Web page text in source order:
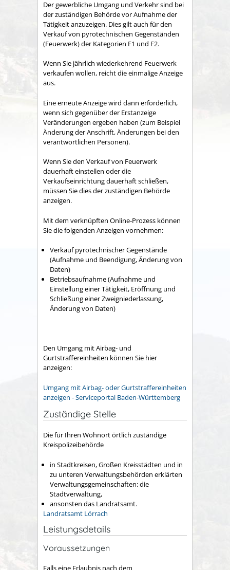
Der gewerbliche Umgang und Verkehr sind bei
der zuständigen Behörde vor Aufnahme der
Tätigkeit anzuzeigen. Dies gilt auch für den
Verkauf von pyrotechnischen Gegenständen
(Feuerwerk) der Kategorien F1 und F2.
Wenn Sie jährlich wiederkehrend Feuerwerk
verkaufen wollen, reicht die einmalige Anzeige
aus.
Eine erneute Anzeige wird dann erforderlich,
wenn sich gegenüber der Erstanzeige
Veränderungen ergeben haben (zum Beispiel
Änderung der Anschrift, Änderungen bei den
verantwortlichen Personen).
Wenn Sie den Verkauf von Feuerwerk
dauerhaft einstellen oder die
Verkaufseinrichtung dauerhaft schließen,
müssen Sie dies der zuständigen Behörde
anzeigen.
Mit dem verknüpften Online-Prozess können
Sie die folgenden Anzeigen vornehmen:
Verkauf pyrotechnischer Gegenstände
(Aufnahme und Beendigung, Änderung von
Daten)
Betriebsaufnahme (Aufnahme und
Einstellung einer Tätigkeit, Eröffnung und
Schließung einer Zweigniederlassung,
Änderung von Daten)
Den Umgang mit Airbag- und
Gurtstraffereinheiten können Sie hier
anzeigen:
Umgang mit Airbag- oder Gurtstraffereinheiten
anzeigen - Serviceportal Baden-Württemberg
Zuständige Stelle
Die für Ihren Wohnort örtlich zuständige
Kreispolizeibehörde
in Stadtkreisen, Großen Kreisstädten und in
zu unteren Verwaltungsbehörden erklärten
Verwaltungsgemeinschaften: die
Stadtverwaltung,
ansonsten das Landratsamt.
Landratsamt Lörrach
Leistungsdetails
Voraussetzungen
Falls eine Erlaubnis nach dem